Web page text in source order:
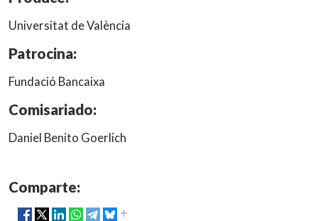
Universitat de València
Patrocina:
Fundació Bancaixa
Comisariado:
Daniel Benito Goerlich
Comparte: